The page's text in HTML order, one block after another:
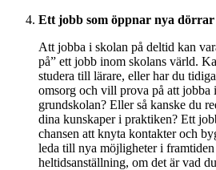
Ett jobb som öppnar nya dörrar
Att jobba i skolan på deltid kan
på” ett jobb inom skolans värld.
studera till lärare, eller har du
omsorg och vill prova på att jobba
grundskolan? Eller så kanske du
dina kunskaper i praktiken? Ett
chansen att knyta kontakter och
leda till nya möjligheter i
heltidsanställning, om det är vad